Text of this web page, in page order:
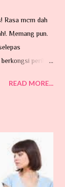
Rasa mcm dah
Memang pun.
perihal
GOOGLE.
ni kecik je...
oleh haiwan-
dan bersiar-siar
pakar mencari
READ MORE...